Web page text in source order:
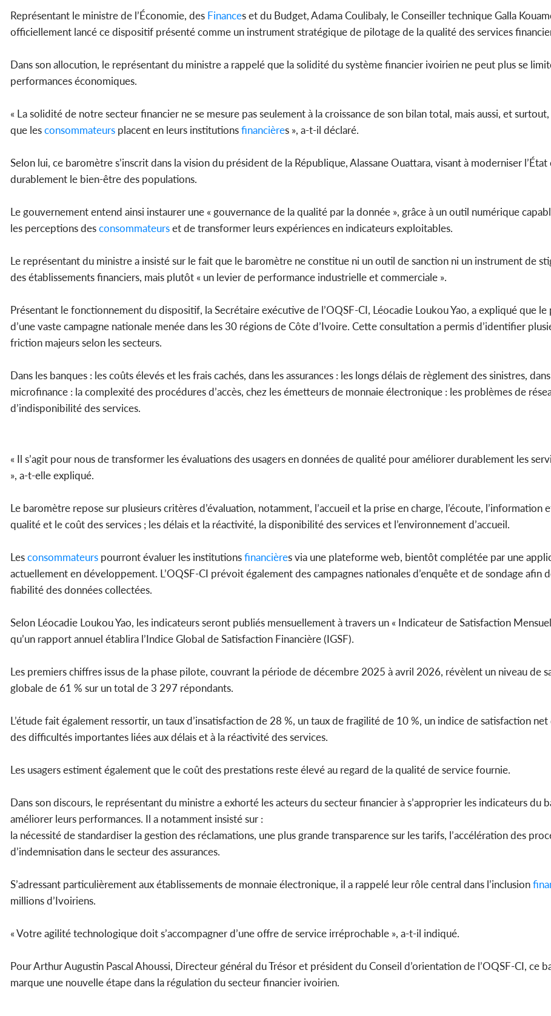
Représentant le ministre de l’Économie, des Finances et du Budget, Adama Coulibaly, le Conseiller technique Galla
officiellement lancé ce dispositif présenté comme un instrument stratégique de pilotage de la qualité des services
Dans son allocution, le représentant du ministre a rappelé que la solidité du système financier ivoirien ne peut plus se
performances économiques.
« La solidité de notre secteur financier ne se mesure pas seulement à la croissance de son bilan total, mais aussi, et
que lesconsommateurs placent en leurs institutionsfinancières », a-t-il déclaré.
Selon lui, ce baromètre s’inscrit dans la vision du président de la République, Alassane Ouattara, visant à moderniser
durablement le bien-être des populations.
Le gouvernement entend ainsi instaurer une « gouvernance de la qualité par la donnée », grâce à un outil numérique
les perceptions desconsommateurset de transformer leurs expériences en indicateurs exploitables.
Le représentant du ministre a insisté sur le fait que le baromètre ne constitue ni un outil de sanction ni un instrument de
des établissements financiers, mais plutôt « un levier de performance industrielle et commerciale ».
Présentant le fonctionnement du dispositif, la Secrétaire exécutive de l’OQSF-CI, Léocadie Loukou Yao, a expliqué que
d’une vaste campagne nationale menée dans les 30 régions de Côte d’Ivoire. Cette consultation a permis d’identifier
friction majeurs selon les secteurs.
Dans les banques : les coûts élevés et les frais cachés, dans les assurances : les longs délais de règlement des sinistres,
microfinance : la complexité des procédures d’accès, chez les émetteurs de monnaie électronique : les problèmes de
d’indisponibilité des services.
« Il s’agit pour nous de transformer les évaluations des usagers en données de qualité pour améliorer durablement les
», a-t-elle expliqué.
Le baromètre repose sur plusieurs critères d’évaluation, notamment, l’accueil et la prise en charge, l’écoute, l’information
qualité et le coût des services ; les délais et la réactivité, la disponibilité des services et l’environnement d’accueil.
Lesconsommateurs pourront évaluer les institutionsfinancières via une plateforme web, bientôt complétée par une
actuellement en développement. L’OQSF-CI prévoit également des campagnes nationales d’enquête et de sondage afin
fiabilité des données collectées.
Selon Léocadie Loukou Yao, les indicateurs seront publiés mensuellement à travers un « Indicateur de Satisfaction
qu’un rapport annuel établira l’Indice Global de Satisfaction Financière (IGSF).
Les premiers chiffres issus de la phase pilote, couvrant la période de décembre 2025 à avril 2026, révèlent un niveau de
globale de 61 % sur un total de 3 297 répondants.
L’étude fait également ressortir, un taux d’insatisfaction de 28 %, un taux de fragilité de 10 %, un indice de satisfaction
des difficultés importantes liées aux délais et à la réactivité des services.
Les usagers estiment également que le coût des prestations reste élevé au regard de la qualité de service fournie.
Dans son discours, le représentant du ministre a exhorté les acteurs du secteur financier à s’approprier les indicateurs du
améliorer leurs performances. Il a notamment insisté sur :
la nécessité de standardiser la gestion des réclamations, une plus grande transparence sur les tarifs, l’accélération des
d’indemnisation dans le secteur des assurances.
S’adressant particulièrement aux établissements de monnaie électronique, il a rappelé leur rôle central dans l’inclusion
millions d’Ivoiriens.
« Votre agilité technologique doit s’accompagner d’une offre de service irréprochable », a-t-il indiqué.
Pour Arthur Augustin Pascal Ahoussi, Directeur général du Trésor et président du Conseil d’orientation de l’OQSF-CI, ce
marque une nouvelle étape dans la régulation du secteur financier ivoirien.